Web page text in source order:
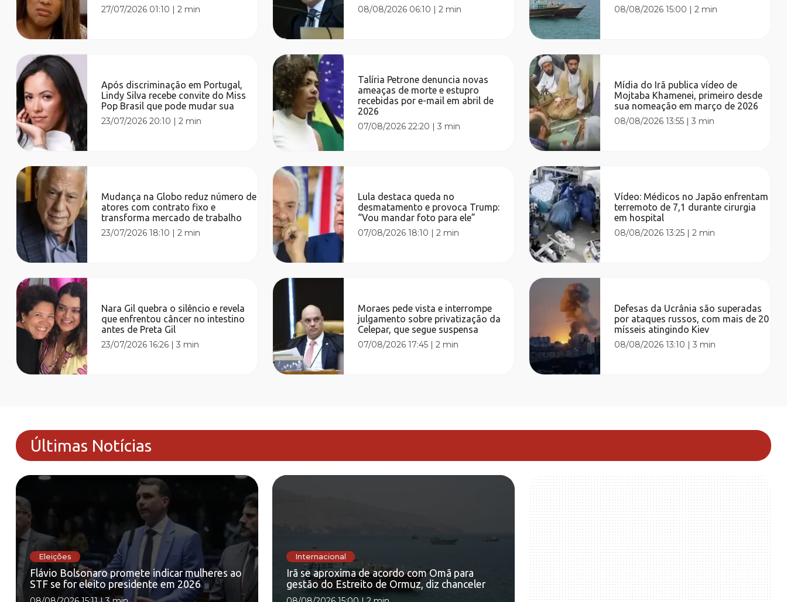
27/07/2026 01:10 |2 min
Após discriminação em Portugal,
Lindy Silva recebe convite do Miss
Pop Brasil que pode mudar sua
23/07/2026 20:10 |2 min
Mudança na Globo reduz número de
atores com contrato fixo e
transforma mercado de trabalho
23/07/2026 18:10 |2 min
Nara Gil quebra o silêncio e revela
que enfrentou câncer no intestino
antes de Preta Gil
23/07/2026 16:26 |3 min
08/08/2026 06:10 |2 min
Talíria Petrone denuncia novas
ameaças de morte e estupro
recebidas por e-mail em abril de
2026
07/08/2026 22:20 |3 min
Lula destaca queda no
desmatamento e provoca Trump:
“Vou mandar foto para ele”
07/08/2026 18:10 |2 min
Moraes pede vista e interrompe
julgamento sobre privatização da
Celepar, que segue suspensa
07/08/2026 17:45 |2 min
08/08/2026 15:00 |2 min
Mídia do Irã publica vídeo de
Mojtaba Khamenei, primeiro desde
sua nomeação em março de 2026
08/08/2026 13:55 |3 min
Vídeo: Médicos no Japão enfrentam
terremoto de 7,1 durante cirurgia
em hospital
08/08/2026 13:25 |2 min
Defesas da Ucrânia são superadas
por ataques russos, com mais de 20
mísseis atingindo Kiev
08/08/2026 13:10 |3 min
Últimas Notícias
Eleições
Flávio Bolsonaro promete indicar mulheres ao
STF se for eleito presidente em 2026
Internacional
Irã se aproxima de acordo com Omã para
gestão do Estreito de Ormuz, diz chanceler